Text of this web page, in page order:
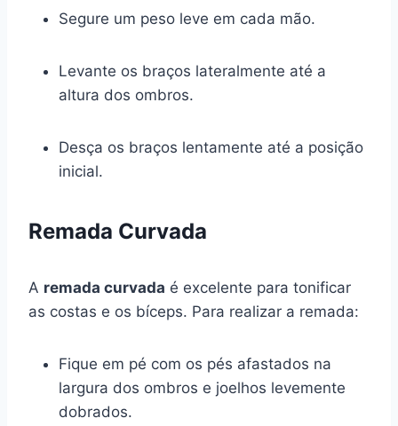
Segure um peso leve em cada mão.
Levante os braços lateralmente até a
altura dos ombros.
Desça os braços lentamente até a posição
inicial.
Remada Curvada
A remada curvada é excelente para tonificar
as costas e os bíceps. Para realizar a remada:
Fique em pé com os pés afastados na
largura dos ombros e joelhos levemente
dobrados.